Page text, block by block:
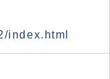
index.html